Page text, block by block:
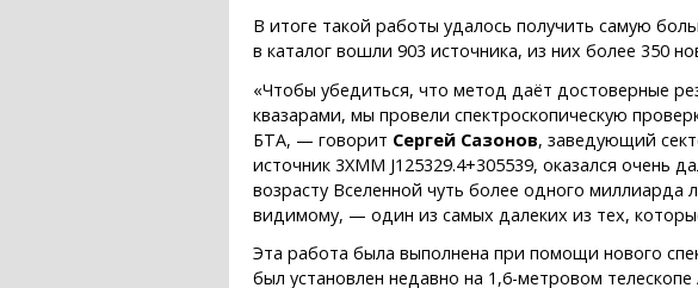
В итоге такой работы удалось получить самую
в каталог вошли 903 источника, из них более 350
«Чтобы убедиться, что метод даёт достоверные
квазарами, мы провели спектроскопическую
БТА, — говорит Сергей Сазонов, заведующий
источник 3XMM J125329.4+305539, оказался
возрасту Вселенной чуть более одного миллиарда
видимому, — один из самых далеких из тех,
Эта работа была выполнена при помощи нового
был установлен недавно на 1,6-метровом